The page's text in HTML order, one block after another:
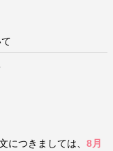
につきましては、 8月